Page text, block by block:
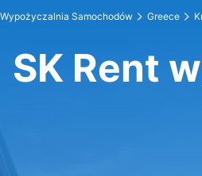
Wypożyczalnia Samochodów Greece
SK Rent